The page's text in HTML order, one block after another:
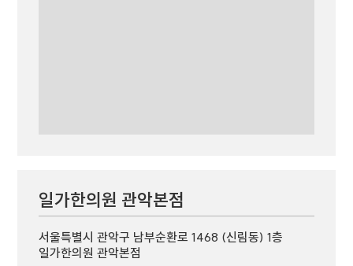
일가한의원 관악본점
서울특별시 관악구 남부순환로 1468 (신림동) 1층
일가한의원 관악본점